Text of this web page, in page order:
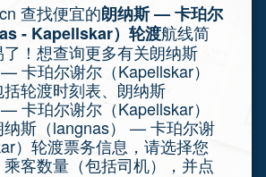
查找便宜的朗纳斯 — 卡珀尔
- Kapellskar）轮渡航线简
！想查询更多有关朗纳斯
— 卡珀尔谢尔（Kapellskar）
轮渡时刻表、朗纳斯
— 卡珀尔谢尔（Kapellskar）
纳斯（langnas） — 卡珀尔谢
）轮渡票务信息，请选择您
客数量（包括司机），并点